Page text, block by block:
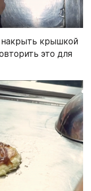
накрыть крышкой
это для